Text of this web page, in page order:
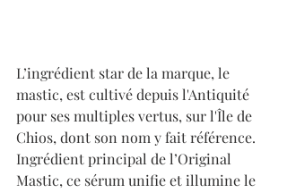
L’ingrédient star de la marque, le
mastic, est cultivé depuis l'Antiquité
pour ses multiples vertus, sur l'Île de
Chios, dont son nom y fait référence.
Ingrédient principal de l’Original
Mastic, ce sérum unifie et illumine le